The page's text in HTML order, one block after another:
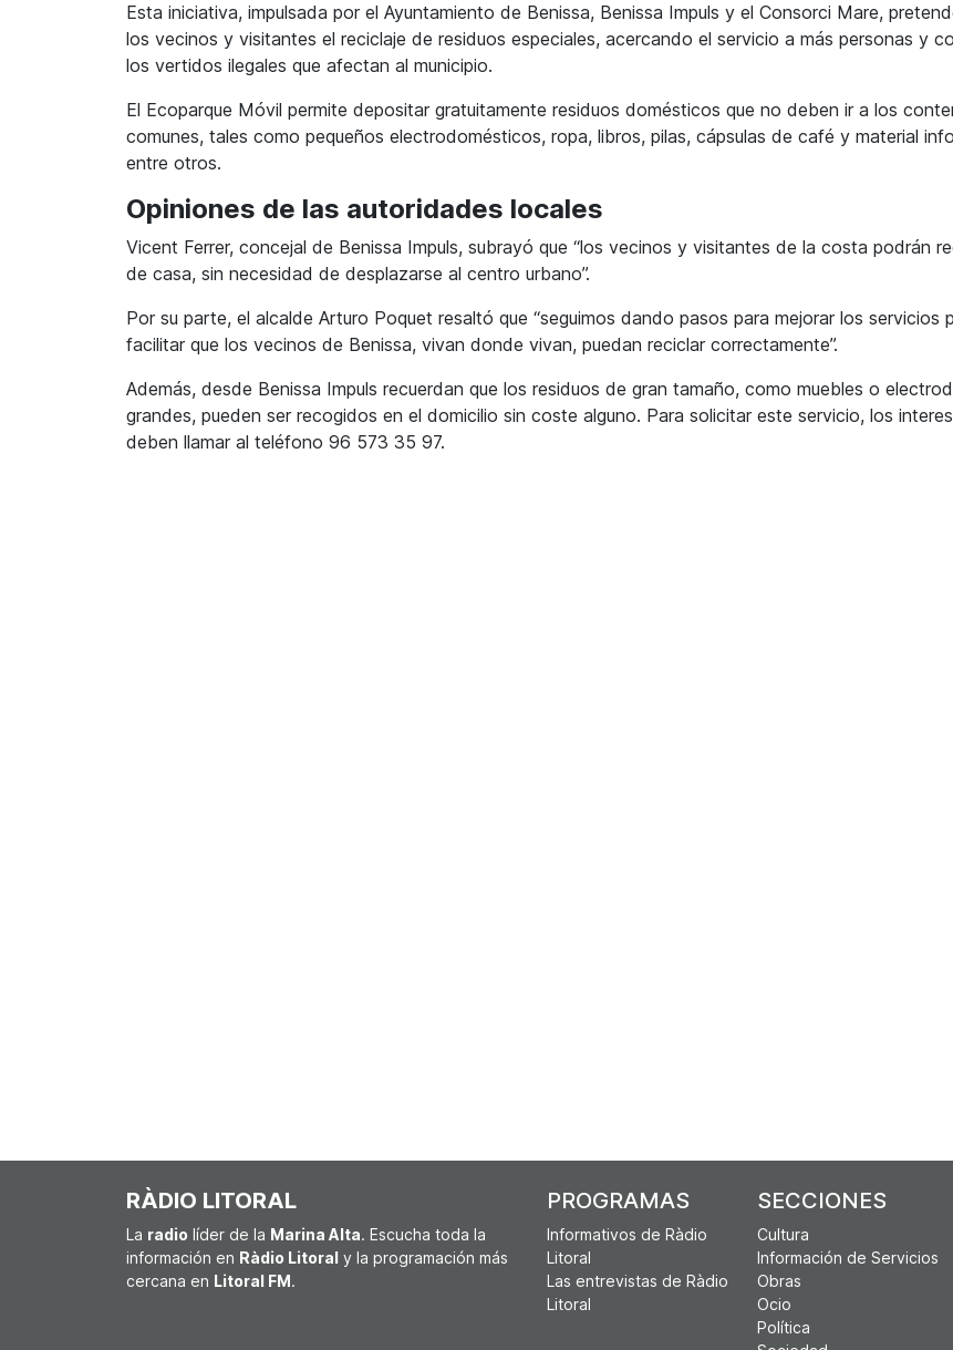
Esta iniciativa, impulsada por el Ayuntamiento de Benissa, Benissa Impuls y el Consorci Mare,
los vecinos y visitantes el reciclaje de residuos especiales, acercando el servicio a más personas y
los vertidos ilegales que afectan al municipio.
El Ecoparque Móvil permite depositar gratuitamente residuos domésticos que no deben ir a los
comunes, tales como pequeños electrodomésticos, ropa, libros, pilas, cápsulas de café y material
entre otros.
Opiniones de las autoridades locales
Vicent Ferrer, concejal de Benissa Impuls, subrayó que “los vecinos y visitantes de la costa podrán
de casa, sin necesidad de desplazarse al centro urbano”.
Por su parte, el alcalde Arturo Poquet resaltó que “seguimos dando pasos para mejorar los servicios
facilitar que los vecinos de Benissa, vivan donde vivan, puedan reciclar correctamente”.
Además, desde Benissa Impuls recuerdan que los residuos de gran tamaño, como muebles o
grandes, pueden ser recogidos en el domicilio sin coste alguno. Para solicitar este servicio, los
deben llamar al teléfono 96 573 35 97.
RÀDIO LITORAL
La radio líder de la Marina Alta. Escucha toda la
información en Ràdio Litoral y la programación más
cercana en Litoral FM.
PROGRAMAS
Informativos de Ràdio
Litoral
Las entrevistas de Ràdio
Litoral
SECCIONES
Cultura
Información de Servicios
Obras
Ocio
Política